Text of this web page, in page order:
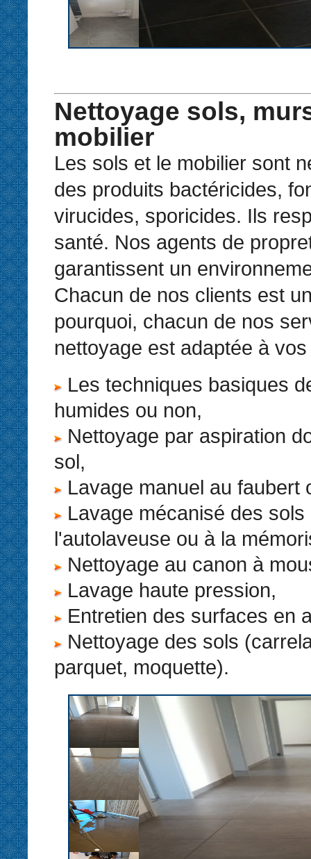
Nettoyage sols,
mobilier
Les sols et le mobilier sont
des produits bactéricides,
virucides, sporicides. Ils
santé. Nos agents de
garantissent un
Chacun de nos clients est
pourquoi, chacun de nos
nettoyage est adaptée à
Les techniques basiques
humides ou non,
Nettoyage par aspiration
sol,
Lavage manuel au faubert
Lavage mécanisé des sols
l'autolaveuse ou à la
Nettoyage au canon à
Lavage haute pression,
Entretien des surfaces en
Nettoyage des sols
parquet, moquette).